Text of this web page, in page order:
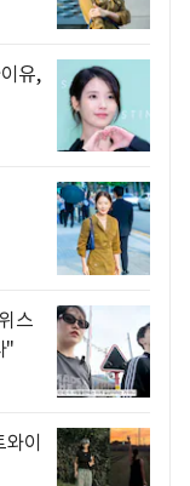
유,
스
"
이